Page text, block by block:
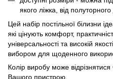
якого ліжка, від
Цей набір постільної білизни
які цінують комфорт,
універсальності та високій
вибором для щоденного
Колір виробу може
Вашого пристрою.